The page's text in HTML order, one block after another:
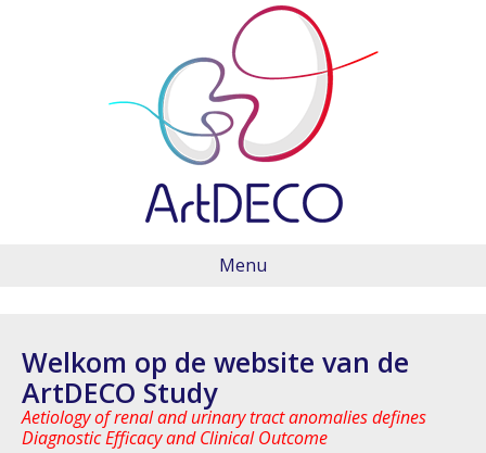
Menu
Welkom op de website van de
ArtDECO Study
Aetiology of renal and urinary tract anomalies defines
Diagnostic Efficacy and Clinical Outcome